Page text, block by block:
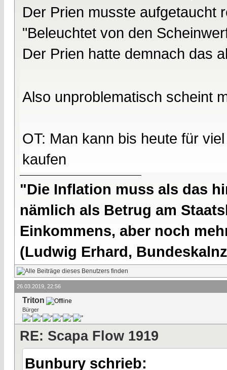
Der Prien musste aufgetaucht
"Beleuchtet von den
Der Prien hatte demnach das
Also unproblematisch scheint
OT: Man kann bis heute für
kaufen
"Die Inflation muss als das
nämlich als Betrug am
Einkommens, aber noch
(Ludwig Erhard,
26.03.2019, 22:56
Triton
Bürger
RE: Scapa Flow 1919
Bunbury schrieb: